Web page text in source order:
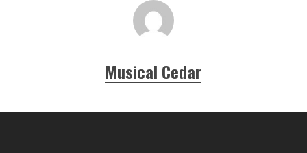
Musical Cedar